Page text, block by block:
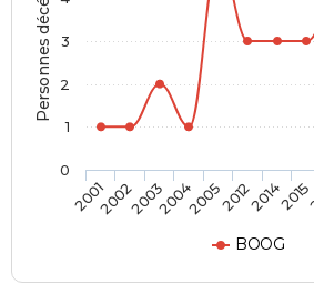
Personnes décédées
BOOG
20012002200320042005201220142015
0
1
2
3